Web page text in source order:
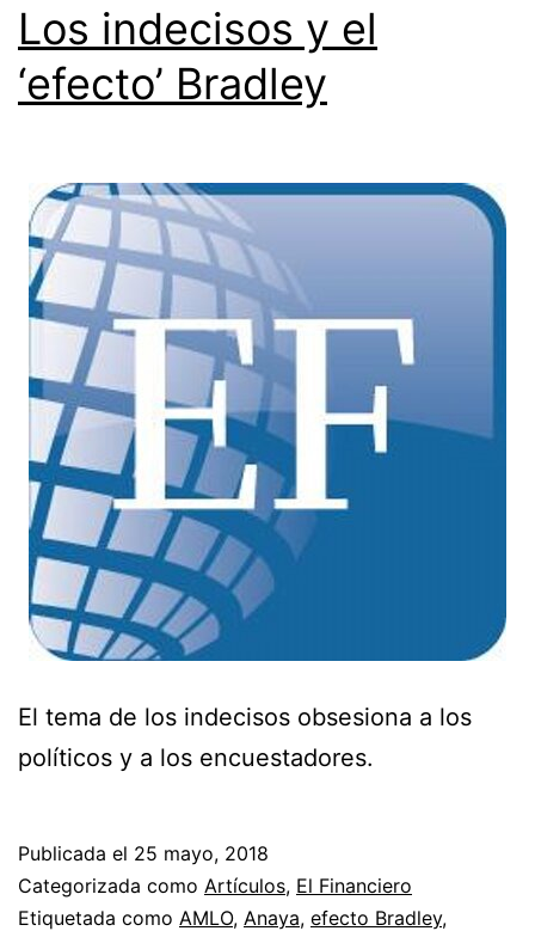
Los indecisos y el
‘efecto’ Bradley
El tema de los indecisos obsesiona a los
políticos y a los encuestadores.
Publicada el 25 mayo, 2018
Categorizada como Artículos, El Financiero
Etiquetada como AMLO, Anaya, efecto Bradley,